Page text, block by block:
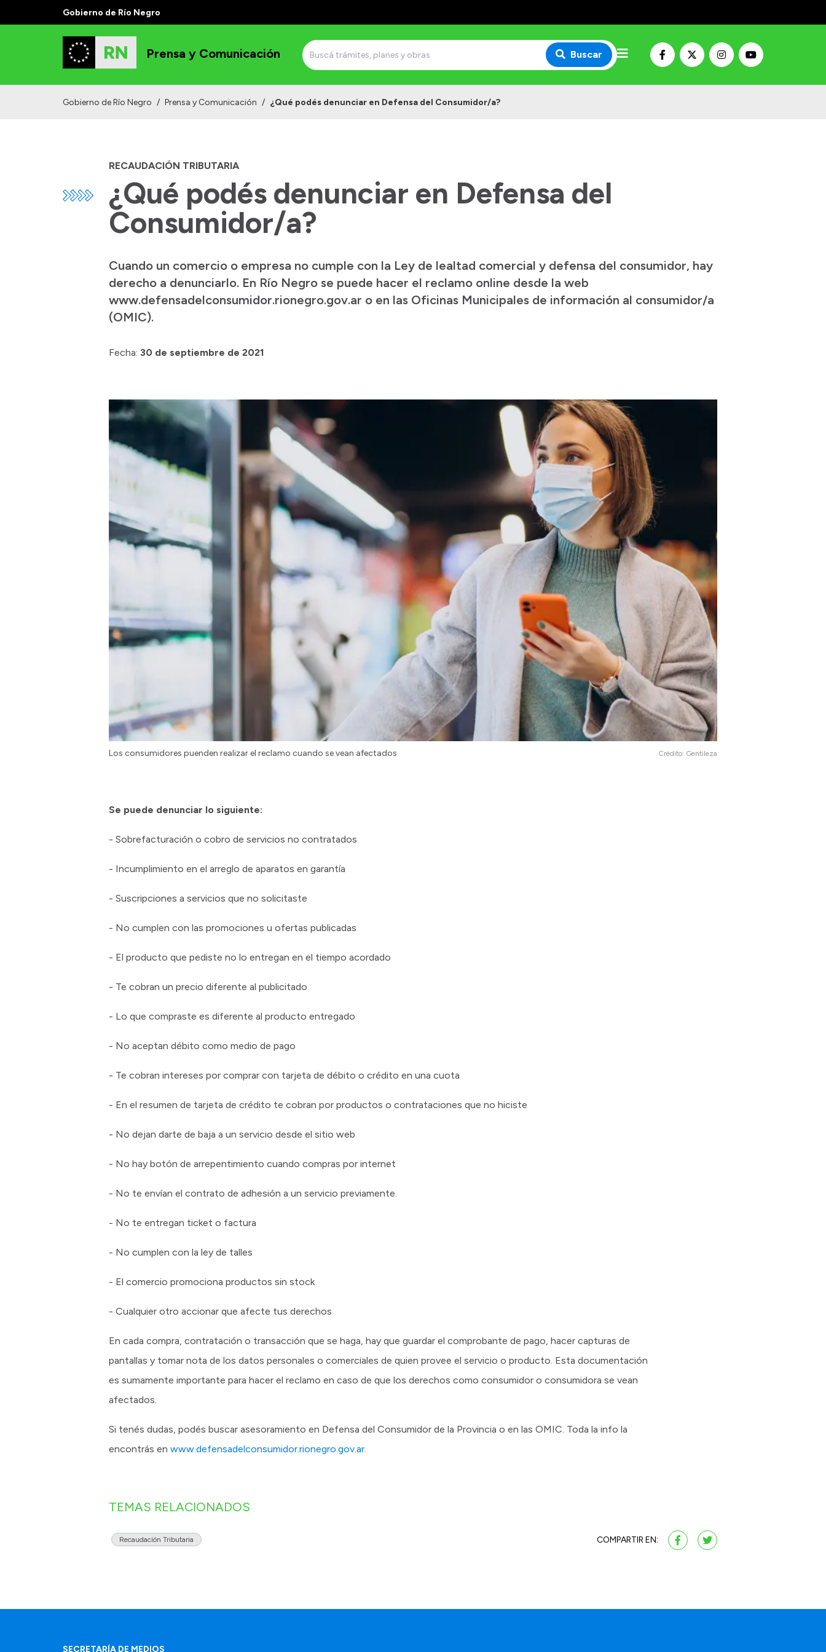
Gobierno de Río Negro
Prensa y Comunicación Buscar
Gobierno de Río Negro / Prensa y Comunicación / ¿Qué podés denunciar en Defensa del Consumidor/a?
RECAUDACIÓN TRIBUTARIA
¿Qué podés denunciar en Defensa del
Consumidor/a?
Cuando un comercio o empresa no cumple con la Ley de lealtad comercial y defensa del consumidor, hay
derecho a denunciarlo. En Río Negro se puede hacer el reclamo online desde la web
www.defensadelconsumidor.rionegro.gov.ar o en las Oficinas Municipales de información al consumidor/a
(OMIC).
Fecha: 30 de septiembre de 2021
Los consumidores puenden realizar el reclamo cuando se vean afectados Crédito: Gentileza
Se puede denunciar lo siguiente:
- Sobrefacturación o cobro de servicios no contratados
- Incumplimiento en el arreglo de aparatos en garantía
- Suscripciones a servicios que no solicitaste
- No cumplen con las promociones u ofertas publicadas
- El producto que pediste no lo entregan en el tiempo acordado
- Te cobran un precio diferente al publicitado
- Lo que compraste es diferente al producto entregado
- No aceptan débito como medio de pago
- Te cobran intereses por comprar con tarjeta de débito o crédito en una cuota
- En el resumen de tarjeta de crédito te cobran por productos o contrataciones que no hiciste
- No dejan darte de baja a un servicio desde el sitio web
- No hay botón de arrepentimiento cuando compras por internet
- No te envían el contrato de adhesión a un servicio previamente.
- No te entregan ticket o factura
- No cumplen con la ley de talles
- El comercio promociona productos sin stock
- Cualquier otro accionar que afecte tus derechos
En cada compra, contratación o transacción que se haga, hay que guardar el comprobante de pago, hacer capturas de
pantallas y tomar nota de los datos personales o comerciales de quien provee el servicio o producto. Esta documentación
es sumamente importante para hacer el reclamo en caso de que los derechos como consumidor o consumidora se vean
afectados.
Si tenés dudas, podés buscar asesoramiento en Defensa del Consumidor de la Provincia o en las OMIC. Toda la info la
encontrás en www.defensadelconsumidor.rionegro.gov.ar.
TEMAS RELACIONADOS
Recaudación Tributaria COMPARTIR EN:
SECRETARÍA DE MEDIOS